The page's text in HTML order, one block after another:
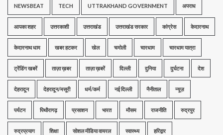
NEWSBEAT TECH UTTRAKHAND GOVERNMENT अपराध
आपका शहर उत्तरकाशी उत्तराखंड उत्तराखंड सरकार कांग्रेस केदारनाथ
केदारनाथ धाम खबर हटकर खेल चमोली चारधाम चारधाम यात्रा
ट्रेंडिंग खबरें ताज़ा ख़बर ताज़ा ख़बरें दिल्ली दुनिया दुर्घटना देश
देहरादून देहरादून/मसूरी धर्म/कर्म नई दिल्ली नैनीताल न्यूज़
पर्यटन पिथौरागढ़ प्रसाशन भारत मौसम राजनीति रुद्रपुर
रुद्रप्रयाग शिक्षा सोशल मीडिया वायरल स्वास्थ्य हरिद्वार